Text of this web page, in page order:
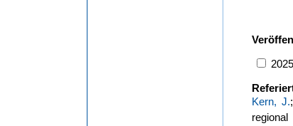
2025
Kern, J.;